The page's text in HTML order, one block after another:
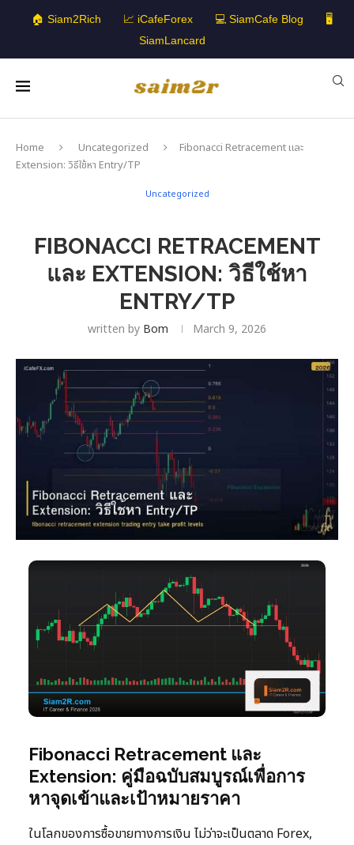
🏠 Siam2Rich 📈 iCafeForex 💻 SiamCafe Blog
🖥️
SiamLancard
Home Uncategorized
Fibonacci Retracement และ
Extension: วิธีใช้หา Entry/TP
Uncategorized
FIBONACCI RETRACEMENT
และ EXTENSION: วิธีใช้หา
ENTRY/TP
written by Bom March 9, 2026
Fibonacci Retracement และ
Extension: คู่มือฉบับสมบูรณ์เพื่อการ
หาจุดเข้าและเป้าหมายราคา
ในโลกของการซื้อขายทางการเงิน ไม่ว่าจะเป็นตลาด Forex,